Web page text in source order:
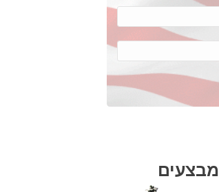
מבצעים